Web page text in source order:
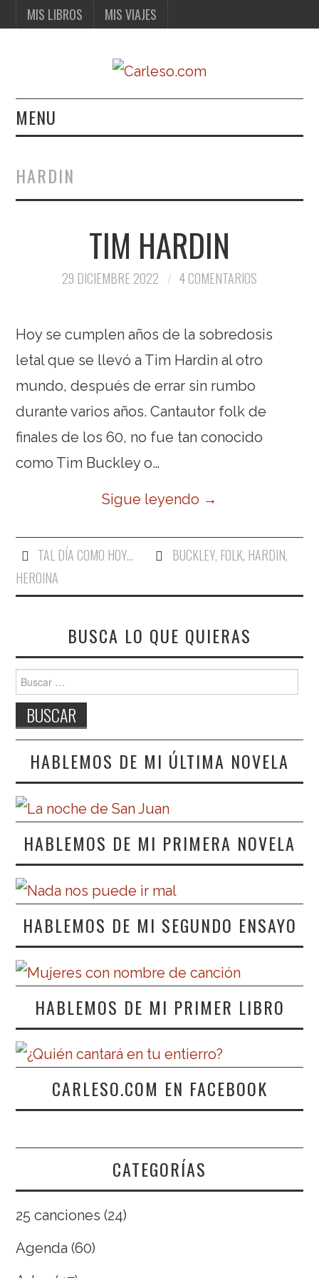
MIS LIBROS MIS VIAJES
MENU
MIS VIAJES
HARDIN
TIM HARDIN
29 DICIEMBRE 2022 4 COMENTARIOS
Hoy se cumplen años de la sobredosis
letal que se llevó a Tim Hardin al otro
mundo, después de errar sin rumbo
durante varios años. Cantautor folk de
finales de los 60, no fue tan conocido
como Tim Buckley o…
Sigue leyendo →
TAL DÍA COMO HOY... BUCKLEY, FOLK, HARDIN,
HEROINA
BUSCA LO QUE QUIERAS
Buscar:
HABLEMOS DE MI ÚLTIMA NOVELA
HABLEMOS DE MI PRIMERA NOVELA
HABLEMOS DE MI SEGUNDO ENSAYO
HABLEMOS DE MI PRIMER LIBRO
CARLESO.COM EN FACEBOOK
CATEGORÍAS
25 canciones (24)
Agenda (60)